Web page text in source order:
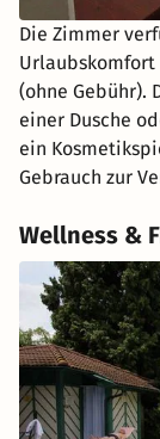
Die Zimmer
Urlaubskomfort
(ohne Gebühr).
einer Dusche
ein
Gebrauch zur
Wellness &